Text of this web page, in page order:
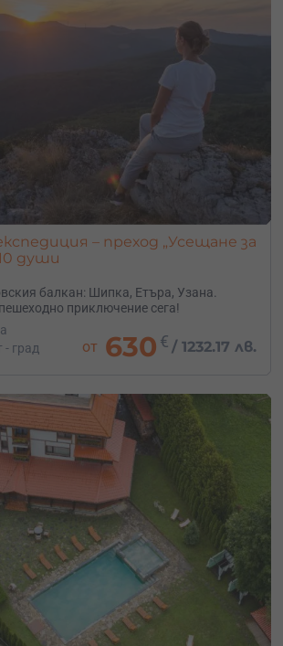
– преход „Усещане за
души
балкан: Шипка, Етъра, Узана.
приключение сега!
- град
от 630 € /1232.17 лв.